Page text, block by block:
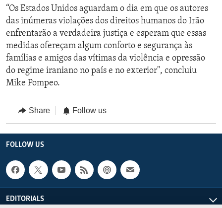
“Os Estados Unidos aguardam o dia em que os autores
das inúmeras violações dos direitos humanos do Irão
enfrentarão a verdadeira justiça e esperam que essas
medidas ofereçam algum conforto e segurança às
famílias e amigos das vítimas da violência e opressão
do regime iraniano no país e no exterior", concluiu
Mike Pompeo.
Share Follow us
FOLLOW US
EDITORIALS